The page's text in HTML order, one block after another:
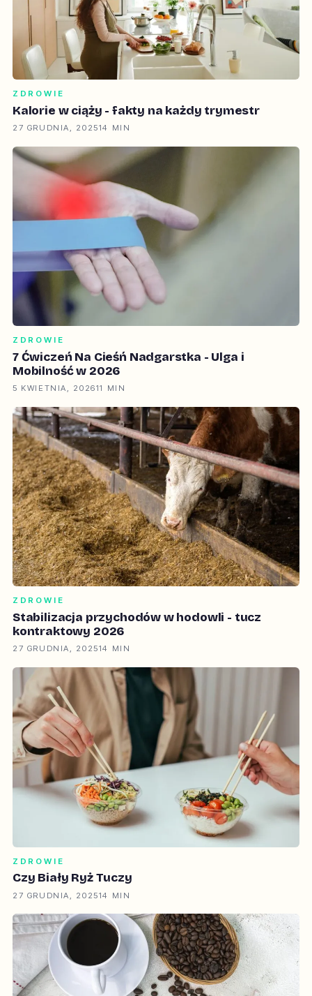
ZDROWIE
Kalorie w ciąży - fakty na każdy trymestr
27 GRUDNIA, 202514 MIN
ZDROWIE
7 Ćwiczeń Na Cieśń Nadgarstka - Ulga i
Mobilność w 2026
5 KWIETNIA, 202611 MIN
ZDROWIE
Stabilizacja przychodów w hodowli - tucz
kontraktowy 2026
27 GRUDNIA, 202514 MIN
ZDROWIE
Czy Biały Ryż Tuczy
27 GRUDNIA, 202514 MIN